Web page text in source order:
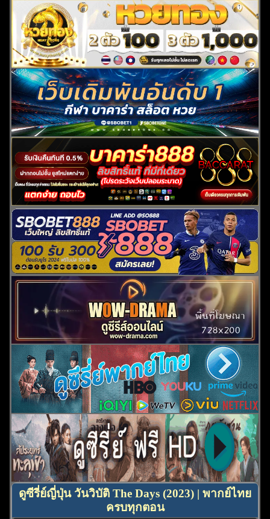
ค้นหา
สำหรับ:
ดูซีรี่ย์ญี่ปุ่น วันวิบัติ The Days (2023) | พากย์ไทย
ครบทุกตอน